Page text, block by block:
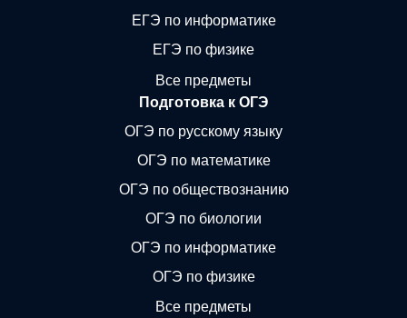
ЕГЭ по информатике
ЕГЭ по физике
Все предметы
Подготовка к ОГЭ
ОГЭ по русскому языку
ОГЭ по математике
ОГЭ по обществознанию
ОГЭ по биологии
ОГЭ по информатике
ОГЭ по физике
Все предметы